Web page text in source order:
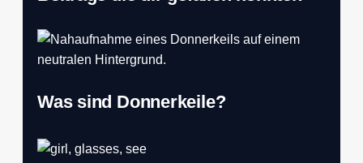
Was sind Donnerkeile?